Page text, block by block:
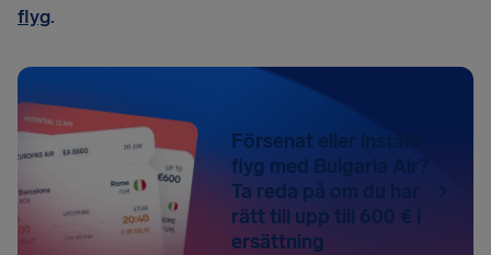
flyg.
Försenat eller inställt
flyg med Bulgaria Air?
Ta reda på om du har
rätt till upp till 600 € i
ersättning